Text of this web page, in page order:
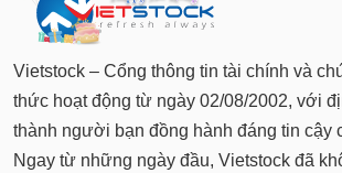
Vietstock – Cổng thông tin tài chính và
thức hoạt động từ ngày 02/08/2002, với
thành người bạn đồng hành đáng tin cậy
Ngay từ những ngày đầu, Vietstock đã
chính